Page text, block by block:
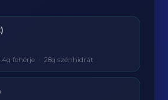
fehérje · 28g szénhidrát